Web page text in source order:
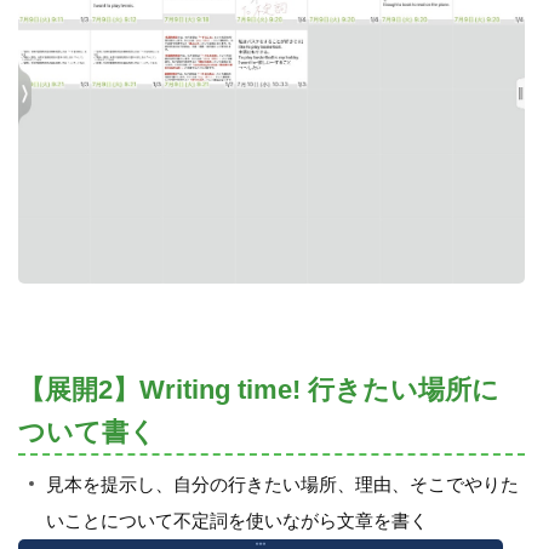
【展開2】Writing time! 行きたい場所に
ついて書く
見本を提示し、自分の行きたい場所、理由、そこでやりた
いことについて不定詞を使いながら文章を書く